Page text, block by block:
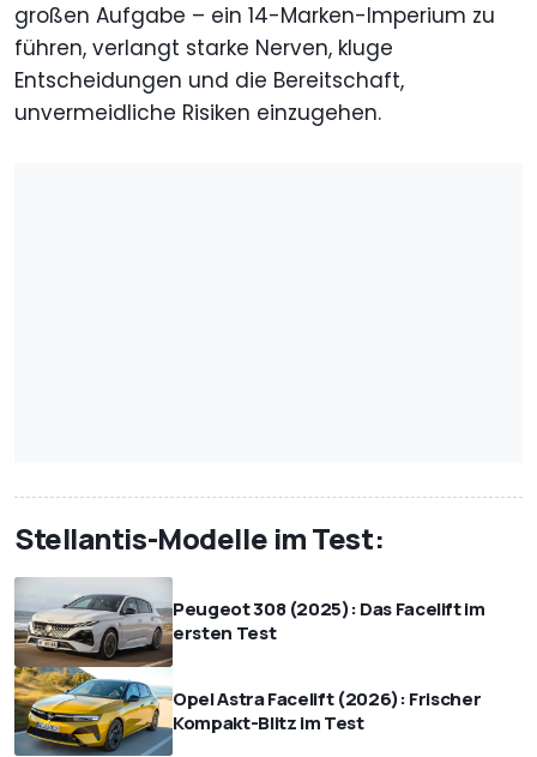
großen Aufgabe – ein 14-Marken-Imperium zu
führen, verlangt starke Nerven, kluge
Entscheidungen und die Bereitschaft,
unvermeidliche Risiken einzugehen.
Stellantis-Modelle im Test:
Peugeot 308 (2025): Das Facelift im
ersten Test
Opel Astra Facelift (2026): Frischer
Kompakt-Blitz im Test